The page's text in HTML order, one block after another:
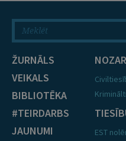
ŽURNĀLS
VEIKALS
BIBLIOTĒKA
#TEIRDARBS
JAUNUMI
EST